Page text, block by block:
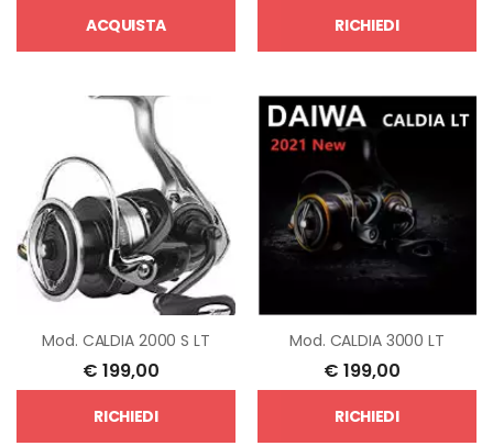
ACQUISTA RICHIEDI
Mod. CALDIA 2000 S LT
€ 199,00
RICHIEDI
Mod. CALDIA 3000 LT
€ 199,00
RICHIEDI